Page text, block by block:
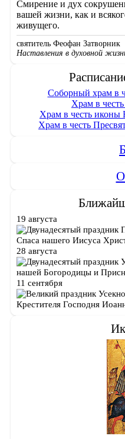
Смирение и дух
вашей жизни, как и
живущего.
святитель Феофан Затворник
Наставления в духовной
Соборный храм в
Храм в
Храм в честь
Храм в честь
19 августа
Спаса нашего Иисуса
28 августа
нашей Богородицы и
11 сентября
Крестителя Господня